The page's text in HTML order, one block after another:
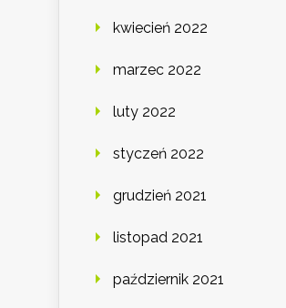
kwiecień 2022
marzec 2022
luty 2022
styczeń 2022
grudzień 2021
listopad 2021
październik 2021